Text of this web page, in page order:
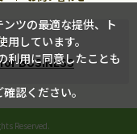
BUSINESS
Reserved.
ツの最適な提供、ト
しています。
利用に同意したことも
確認ください。